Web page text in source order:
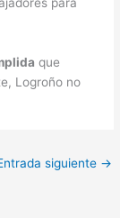
que
Logroño no
siguiente →